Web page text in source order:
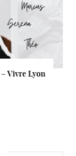
– Vivre Lyon